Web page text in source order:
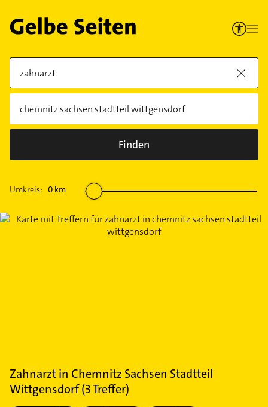
Finden
Umkreis: 0 km
Zahnarztin Chemnitz Sachsen Stadtteil
Wittgensdorf(3Treffer)